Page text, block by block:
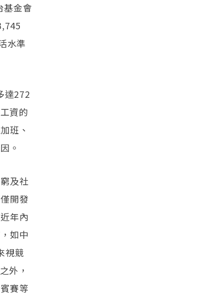
基金會
水準
達272
資的
班、
。
及社
開發
年內
如中
視競
外，
賽等